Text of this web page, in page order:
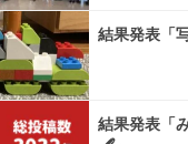
結果発表「
結果発表「